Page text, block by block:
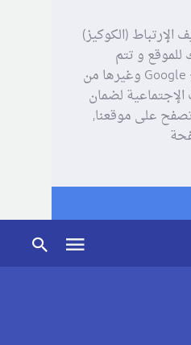
(الكوكيز)
و تتم
مشاركة بعض المعلومات مع Google وغيرها من
الإجتماعية لضمان
على موقعنا,